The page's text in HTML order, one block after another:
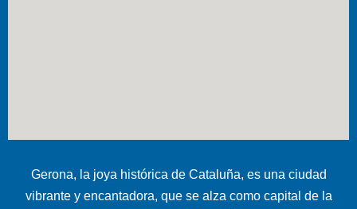
Gerona, la joya histórica de Cataluña, es una ciudad
vibrante y encantadora, que se alza como capital de la